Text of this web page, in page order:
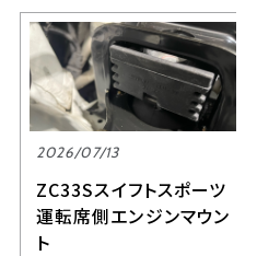
2026/07/13
ZC33Sスイフトスポーツ
運転席側エンジンマウン
ト